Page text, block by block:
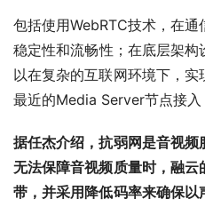
包括使用WebRTC技术，在
稳定性和流畅性；在底层架
以在复杂的互联网环境下，
最近的Media Server节点接入
据任杰介绍，抗弱网是音视
无法保障音视频质量时，融
带，并采用降低码率来确保